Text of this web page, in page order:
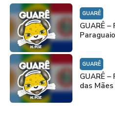
GUARÊ
GUARÊ –
GUARÊ
GUARÊ –
das